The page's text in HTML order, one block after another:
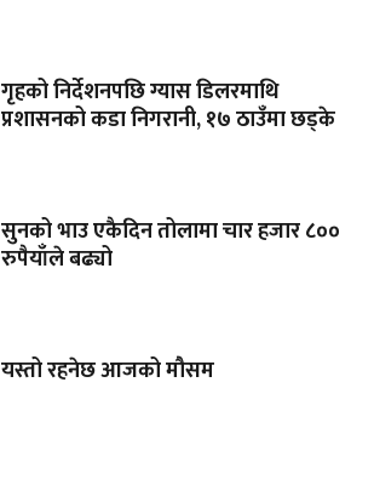
गृहको निर्देशनपछि ग्यास डिलरमाथि
प्रशासनको कडा निगरानी, १७ ठाउँमा छड्के
सुनको भाउ एकैदिन तोलामा चार हजार ८००
रुपैयाँले बढ्यो
यस्तो रहनेछ आजको मौसम